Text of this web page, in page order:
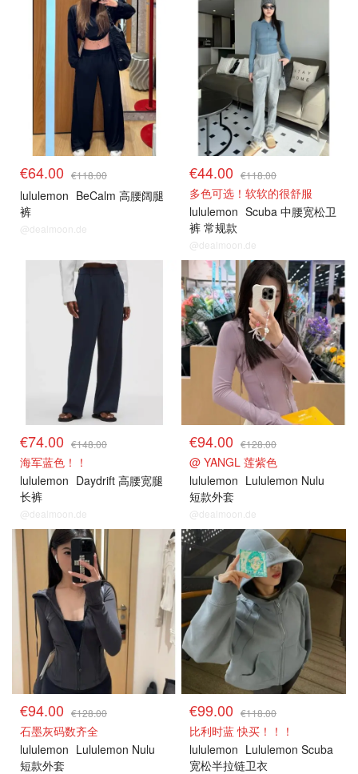
€64.00 €118.00
lululemon BeCalm 高腰阔腿
裤
@dealmoon.de
€44.00 €118.00
多色可选！软软的很舒服
lululemon Scuba 中腰宽松卫
裤 常规款
@dealmoon.de
€74.00 €148.00
海军蓝色！！
lululemon Daydrift 高腰宽腿
长裤
@dealmoon.de
€94.00 €128.00
@ YANGL 莲紫色
lululemon Lululemon Nulu
短款外套
@dealmoon.de
€94.00 €128.00
石墨灰码数齐全
lululemon Lululemon Nulu
短款外套
€99.00 €118.00
比利时蓝 快买！！！
lululemon Lululemon Scuba
宽松半拉链卫衣